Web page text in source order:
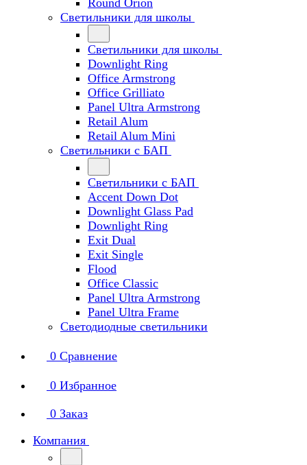
Round Orion
Светильники для школы
Светильники для школы
Downlight Ring
Office Armstrong
Office Grilliato
Panel Ultra Armstrong
Retail Alum
Retail Alum Mini
Светильники с БАП
Светильники с БАП
Accent Down Dot
Downlight Glass Pad
Downlight Ring
Exit Dual
Exit Single
Flood
Office Classic
Panel Ultra Armstrong
Panel Ultra Frame
Светодиодные светильники
0 Сравнение
0 Избранное
0 Заказ
Компания